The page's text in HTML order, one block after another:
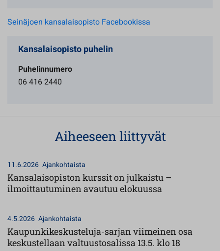
Seinäjoen kansalaisopisto Facebookissa
Kansalaisopisto puhelin
Puhelinnumero
06 416 2440
Aiheeseen liittyvät
11.6.2026 Ajankohtaista
Kansalaisopiston kurssit on julkaistu –
ilmoittautuminen avautuu elokuussa
4.5.2026 Ajankohtaista
Kaupunkikeskusteluja-sarjan viimeinen osa
keskustellaan valtuustosalissa 13.5. klo 18